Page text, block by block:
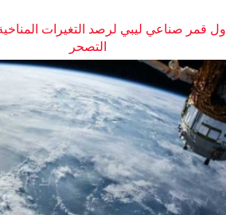
أول قمر صناعي ليبي لرصد التغيرات
التصحر